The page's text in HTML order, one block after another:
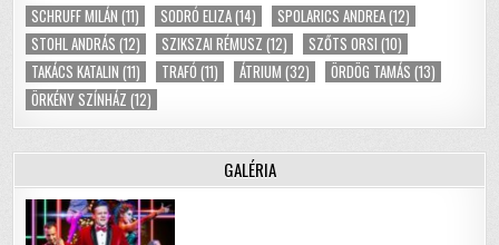
SCHRUFF MILÁN (11) SODRÓ ELIZA(14) SPOLARICS ANDREA(12)
STOHL ANDRÁS (12) SZIKSZAI RÉMUSZ (12) SZŐTS ORSI (10)
TAKÁCS KATALIN (11) TRAFÓ (11) ÁTRIUM (32) ÖRDÖG TAMÁS (13)
ÖRKÉNY SZÍNHÁZ (12)
GALÉRIA